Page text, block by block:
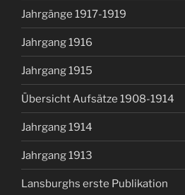
Jahrgänge 1917-1919
Jahrgang 1916
Jahrgang 1915
Übersicht Aufsätze 1908-1914
Jahrgang 1914
Jahrgang 1913
Lansburghs erste Publikation